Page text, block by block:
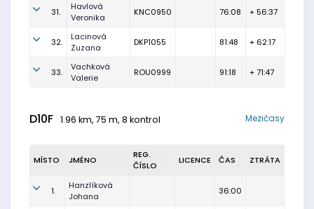
31.
Havlová
Veronika
KNC0950 76:08 + 56:37
32.
Lacinová
Zuzana
DKP1055 81:48 + 62:17
33.
Vachková
Valerie
ROU0999 91:18 + 71:47
D10F 1.96 km, 75 m, 8 kontrol Mezičasy
MÍSTO JMÉNO
REG.
ČÍSLO
LICENCE ČAS ZTRÁTA
1.
Hanzlíková
Johana
36:00